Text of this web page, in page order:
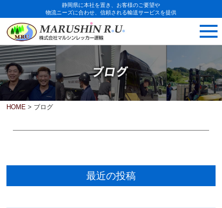
静岡県に本社を置き、お客様のご要望や
物流ニーズに合わせ、信頼される輸送サービスを提供
HOME > ブログ
最近の投稿